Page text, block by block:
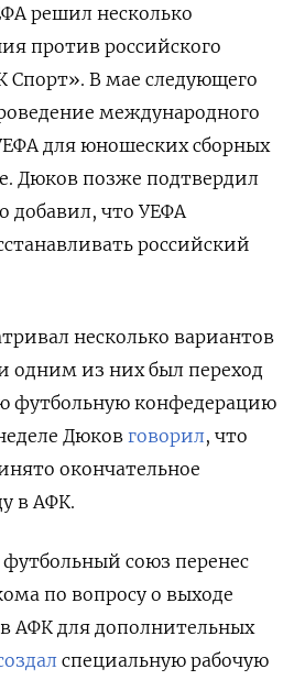
решил несколько
против российского
Спорт». В мае следующего
международного
для юношеских сборных
Дюков позже подтвердил
что УЕФА
российский
несколько вариантов
одним из них был переход
футбольную конфедерацию
Дюков говорил, что
окончательное
в АФК.
союз перенес
по вопросу о выходе
АФК для дополнительных
специальную рабочую